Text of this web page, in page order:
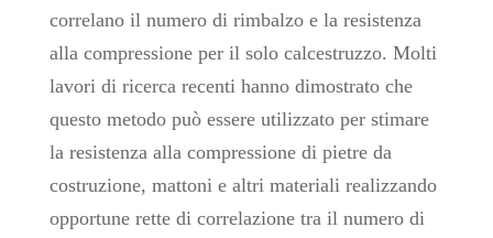
correlano il numero di rimbalzo e la resistenza
alla compressione per il solo calcestruzzo. Molti
lavori di ricerca recenti hanno dimostrato che
questo metodo può essere utilizzato per stimare
la resistenza alla compressione di pietre da
costruzione, mattoni e altri materiali realizzando
opportune rette di correlazione tra il numero di